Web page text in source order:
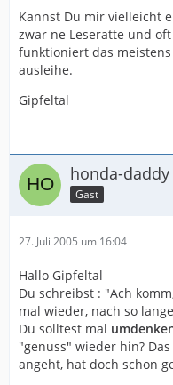
Kannst Du mir vielleicht
zwar ne Leseratte und
funktioniert das
ausleihe.
Gipfeltal
honda-daddy
Gast
27. Juli 2005 um 16:04
Hallo Gipfeltal
Du schreibst : "Ach
mal wieder, nach so
Du solltest mal
"genuss" wieder hin?
angeht, hat doch schon